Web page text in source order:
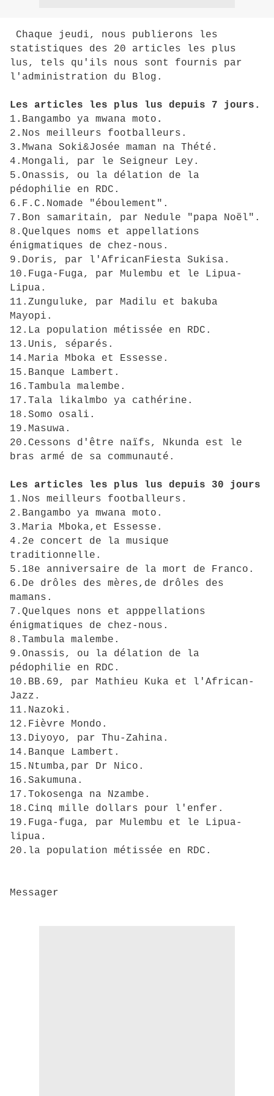
Chaque jeudi, nous publierons les
statistiques des 20 articles les plus
lus, tels qu'ils nous sont fournis par
l'administration du Blog.
Les articles les plus lus depuis 7 jours.
1 . Bangambo ya mwana moto .
2 . Nos meilleurs footballeurs.
3 . Mwana Soki&Josée maman na Thété.
4.Mongali, par le Seigneur Ley.
5.Onassis, ou la délation de la
pédophilie en RDC.
6.F.C.Nomade "éboulement".
7.Bon samaritain, par Nedule "papa Noël".
8.Quelques noms et appellations
énigmatiques de chez-nous.
9.Doris, par l'AfricanFiesta Sukisa.
10.Fuga-Fuga, par Mulembu et le Lipua-
Lipua.
11.Zunguluke, par Madilu et bakuba
Mayopi.
12.La population métissée en RDC.
13.Unis, séparés.
14.Maria Mboka et Essesse.
15.Banque Lambert.
16.Tambula malembe.
17.Tala likalmbo ya cathérine.
18.Somo osali.
19.Masuwa.
20.Cessons d'être naïfs, Nkunda est le
bras armé de sa communauté.
Les articles les plus lus depuis 30 jours
1.Nos meilleurs footballeurs.
2.Bangambo ya mwana moto.
3.Maria Mboka,et Essesse.
4.2e concert de la musique
traditionnelle.
5.18e anniversaire de la mort de Franco.
6.De drôles des mères,de drôles des
mamans.
7.Quelques nons et apppellations
énigmatiques de chez-nous.
8.Tambula malembe.
9.Onassis, ou la délation de la
pédophilie en RDC.
10.BB.69, par Mathieu Kuka et l'African-
Jazz.
11.Nazoki.
12.Fièvre Mondo.
13.Diyoyo, par Thu-Zahina.
14.Banque Lambert.
15.Ntumba,par Dr Nico.
16.Sakumuna.
17.Tokosenga na Nzambe.
18.Cinq mille dollars pour l'enfer.
19.Fuga-fuga, par Mulembu et le Lipua-
lipua.
20.la population métissée en RDC.
Messager